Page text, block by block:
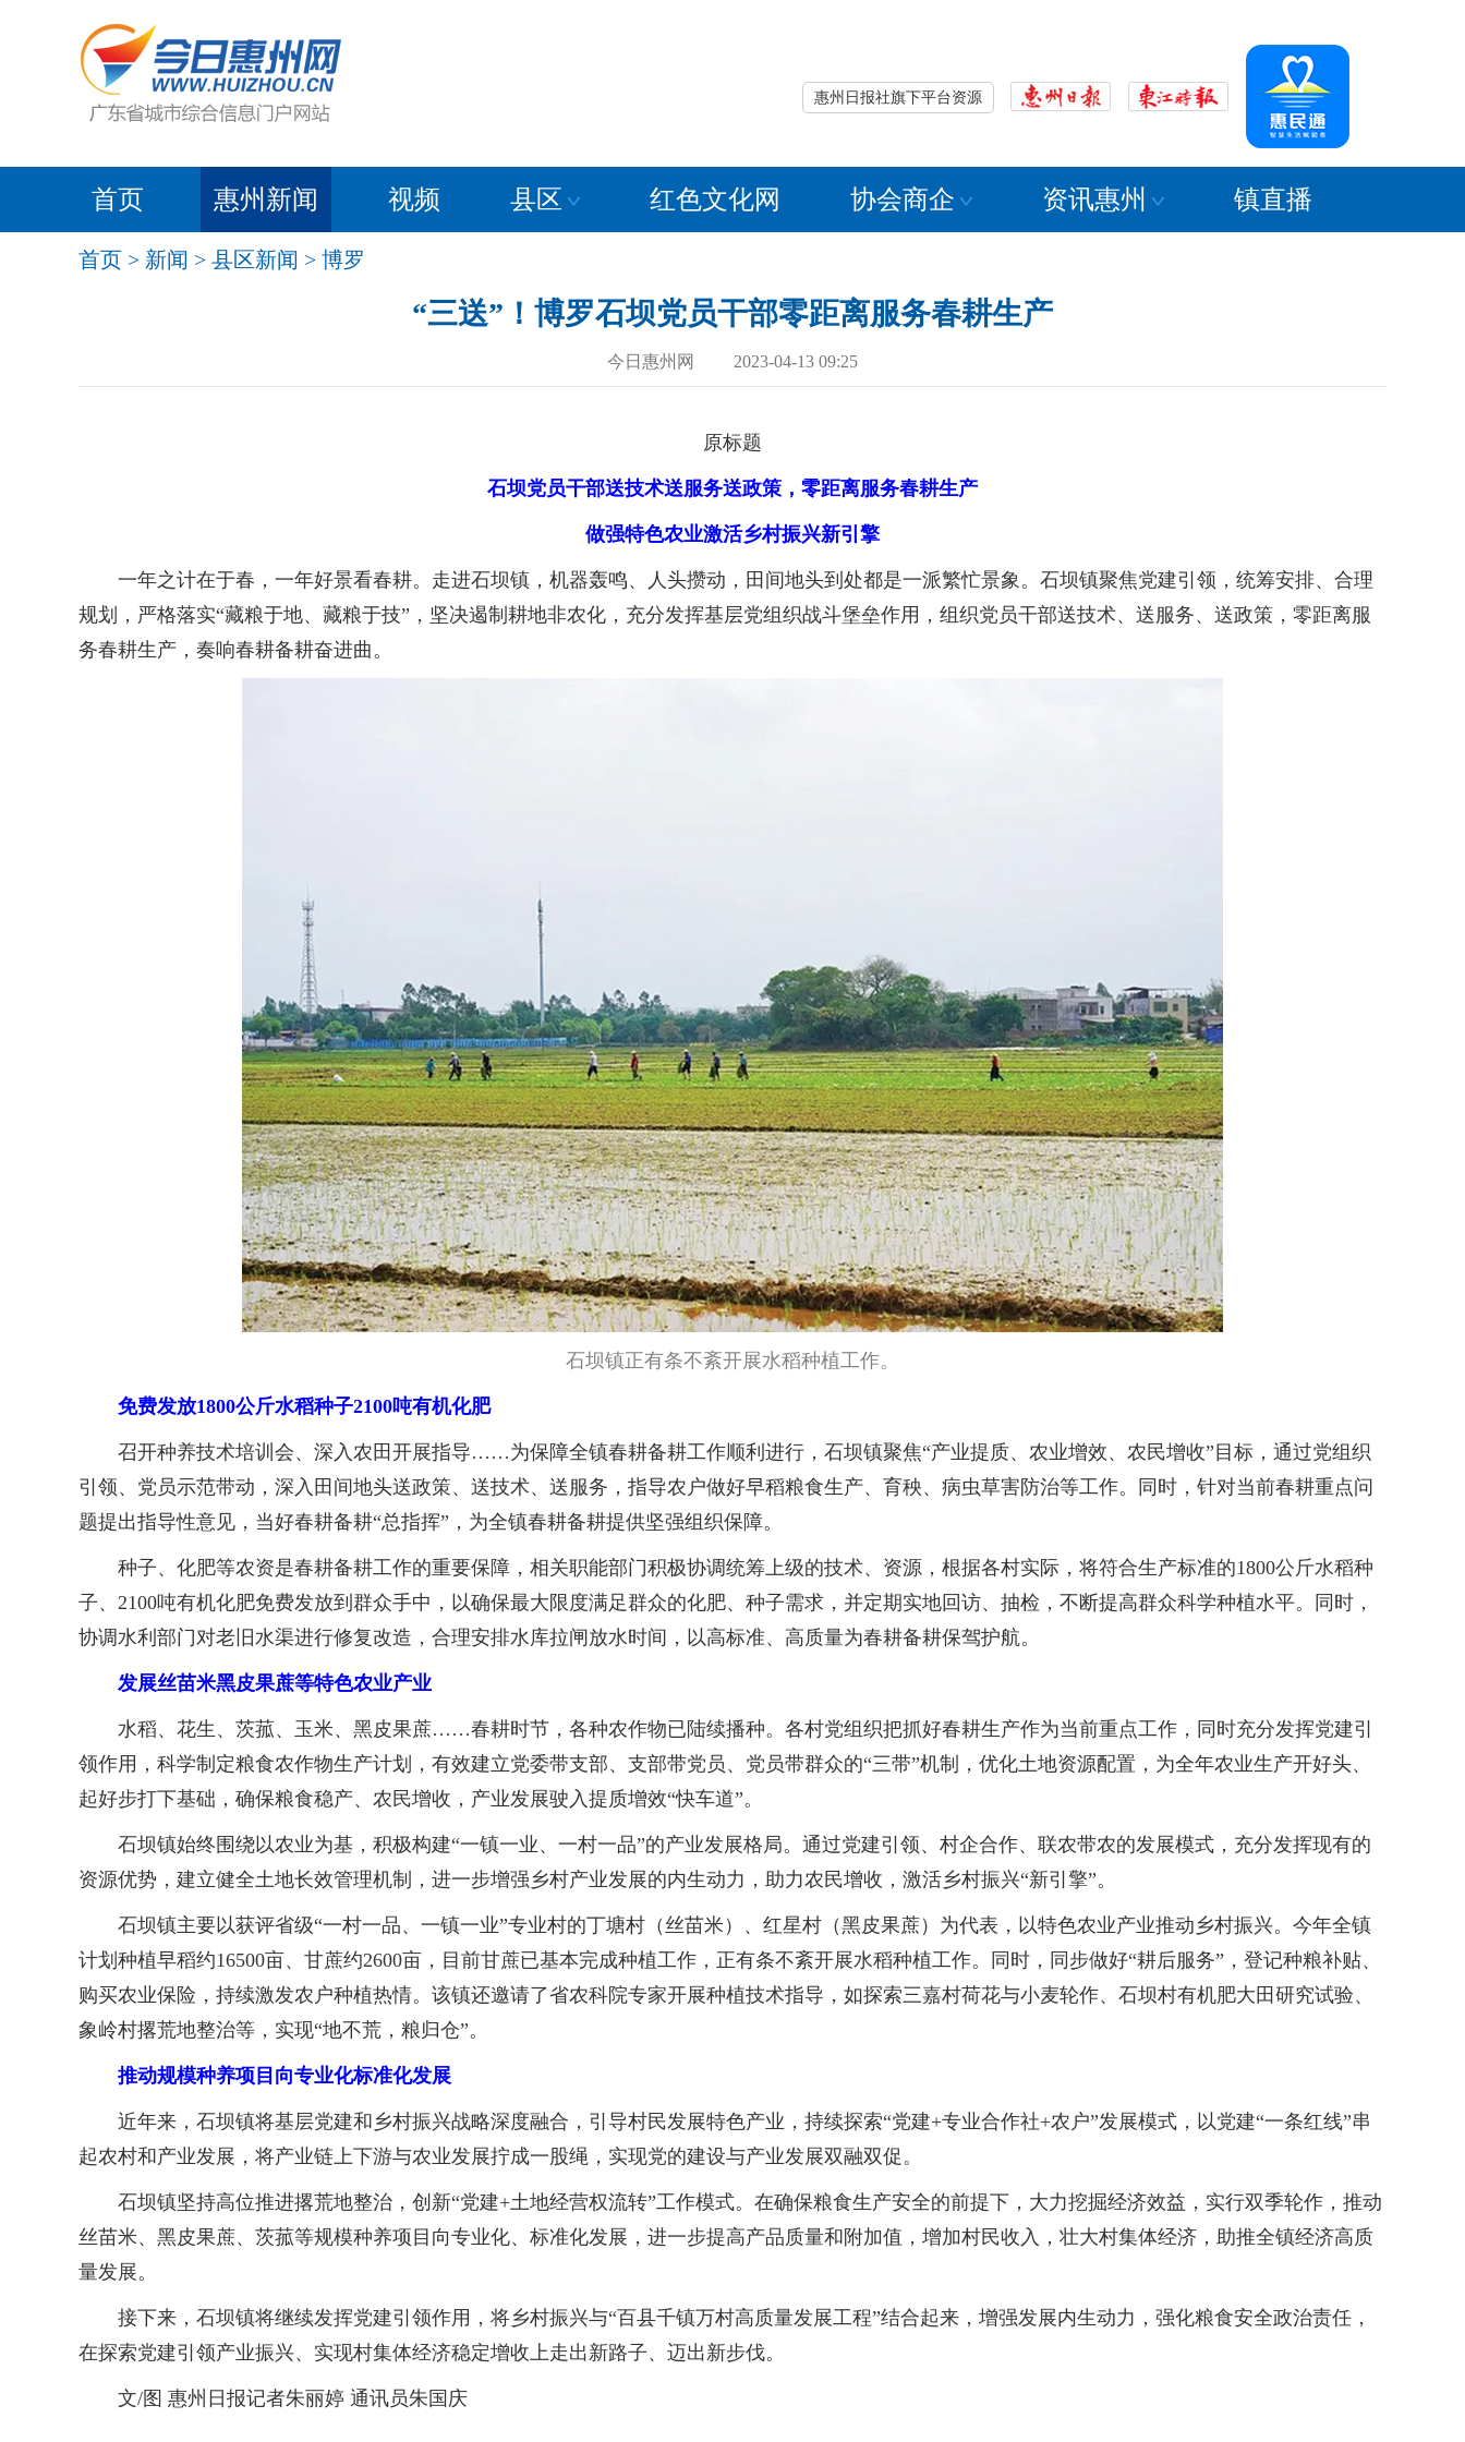
惠州日报社旗下平台资源
首页 惠州新闻 视频 县区 红色文化网 协会商企 资讯惠州 镇直播
首页 > 新闻 > 县区新闻 > 博罗
“三送”！博罗石坝党员干部零距离服务春耕生产
今日惠州网 2023-04-13 09:25
原标题
石坝党员干部送技术送服务送政策，零距离服务春耕生产
做强特色农业激活乡村振兴新引擎
一年之计在于春，一年好景看春耕。走进石坝镇，机器轰鸣、人头攒动，田间地头到处都是一派繁忙景象。石坝镇聚焦党建引领，统筹安排、合理
规划，严格落实“藏粮于地、藏粮于技”，坚决遏制耕地非农化，充分发挥基层党组织战斗堡垒作用，组织党员干部送技术、送服务、送政策，零距离服
务春耕生产，奏响春耕备耕奋进曲。
石坝镇正有条不紊开展水稻种植工作。
免费发放1800公斤水稻种子2100吨有机化肥
召开种养技术培训会、深入农田开展指导……为保障全镇春耕备耕工作顺利进行，石坝镇聚焦“产业提质、农业增效、农民增收”目标，通过党组织
引领、党员示范带动，深入田间地头送政策、送技术、送服务，指导农户做好早稻粮食生产、育秧、病虫草害防治等工作。同时，针对当前春耕重点问
题提出指导性意见，当好春耕备耕“总指挥”，为全镇春耕备耕提供坚强组织保障。
种子、化肥等农资是春耕备耕工作的重要保障，相关职能部门积极协调统筹上级的技术、资源，根据各村实际，将符合生产标准的1800公斤水稻种
子、2100吨有机化肥免费发放到群众手中，以确保最大限度满足群众的化肥、种子需求，并定期实地回访、抽检，不断提高群众科学种植水平。同时，
协调水利部门对老旧水渠进行修复改造，合理安排水库拉闸放水时间，以高标准、高质量为春耕备耕保驾护航。
发展丝苗米黑皮果蔗等特色农业产业
水稻、花生、茨菰、玉米、黑皮果蔗……春耕时节，各种农作物已陆续播种。各村党组织把抓好春耕生产作为当前重点工作，同时充分发挥党建引
领作用，科学制定粮食农作物生产计划，有效建立党委带支部、支部带党员、党员带群众的“三带”机制，优化土地资源配置，为全年农业生产开好头、
起好步打下基础，确保粮食稳产、农民增收，产业发展驶入提质增效“快车道”。
石坝镇始终围绕以农业为基，积极构建“一镇一业、一村一品”的产业发展格局。通过党建引领、村企合作、联农带农的发展模式，充分发挥现有的
资源优势，建立健全土地长效管理机制，进一步增强乡村产业发展的内生动力，助力农民增收，激活乡村振兴“新引擎”。
石坝镇主要以获评省级“一村一品、一镇一业”专业村的丁塘村（丝苗米）、红星村（黑皮果蔗）为代表，以特色农业产业推动乡村振兴。今年全镇
计划种植早稻约16500亩、甘蔗约2600亩，目前甘蔗已基本完成种植工作，正有条不紊开展水稻种植工作。同时，同步做好“耕后服务”，登记种粮补贴、
购买农业保险，持续激发农户种植热情。该镇还邀请了省农科院专家开展种植技术指导，如探索三嘉村荷花与小麦轮作、石坝村有机肥大田研究试验、
象岭村撂荒地整治等，实现“地不荒，粮归仓”。
推动规模种养项目向专业化标准化发展
近年来，石坝镇将基层党建和乡村振兴战略深度融合，引导村民发展特色产业，持续探索“党建+专业合作社+农户”发展模式，以党建“一条红线”串
起农村和产业发展，将产业链上下游与农业发展拧成一股绳，实现党的建设与产业发展双融双促。
石坝镇坚持高位推进撂荒地整治，创新“党建+土地经营权流转”工作模式。在确保粮食生产安全的前提下，大力挖掘经济效益，实行双季轮作，推动
丝苗米、黑皮果蔗、茨菰等规模种养项目向专业化、标准化发展，进一步提高产品质量和附加值，增加村民收入，壮大村集体经济，助推全镇经济高质
量发展。
接下来，石坝镇将继续发挥党建引领作用，将乡村振兴与“百县千镇万村高质量发展工程”结合起来，增强发展内生动力，强化粮食安全政治责任，
在探索党建引领产业振兴、实现村集体经济稳定增收上走出新路子、迈出新步伐。
文/图 惠州日报记者朱丽婷 通讯员朱国庆